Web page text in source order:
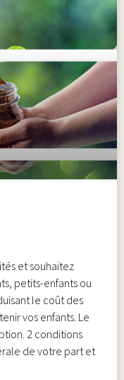
et souhaitez
petits-enfants ou
le coût des
vos enfants. Le
2 conditions
de votre part et